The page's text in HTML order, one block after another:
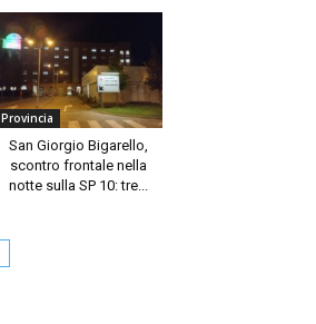
Provincia
San Giorgio Bigarello,
scontro frontale nella
notte sulla SP 10: tre...